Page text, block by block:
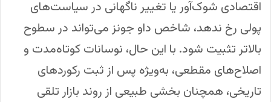
اقتصادی شوک‌آور یا تغییر ناگهانی در سیاست‌های
پولی رخ ندهد، شاخص داو جونز می‌تواند در سطوح
بالاتر تثبیت شود. با این حال، نوسانات کوتاه‌مدت و
اصلاح‌های مقطعی، به‌ویژه پس از ثبت رکوردهای
تاریخی، همچنان بخشی طبیعی از روند بازار تلقی